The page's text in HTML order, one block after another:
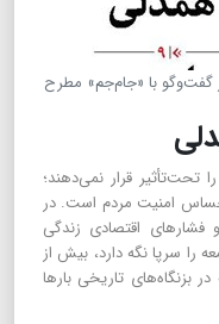
گفت‌وگو با «جام‌جم» مطرح
تحت‌تأثیر قرار نمی‌دهند؛
امنیت مردم است. در
و فشارهای اقتصادی زندگی
را سرپا نگه دارد، بیش از
بزنگاه‌های تاریخی بارها